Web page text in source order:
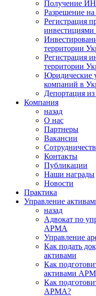
Получение
Разрешение на
Регистрация
инвестициями
территории
Регистрация
территории
Юридические
компаний в
Депортация
Компания
назад
О нас
Партнеры
Вакансии
Контакты
Публикации
Наши награды
Новости
Практика
Управление
назад
Адвокат по
АРМА
Управление
Как подать
активами
Как
активами
Как
АРМА?